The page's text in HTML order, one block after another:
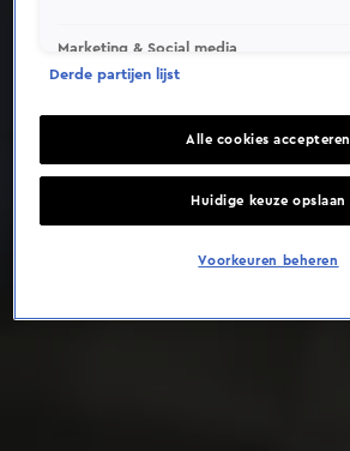
Marketing & Social media
Derde partijen lijst
Alle cookies accepteren
Huidige keuze opslaan
Voorkeuren beheren